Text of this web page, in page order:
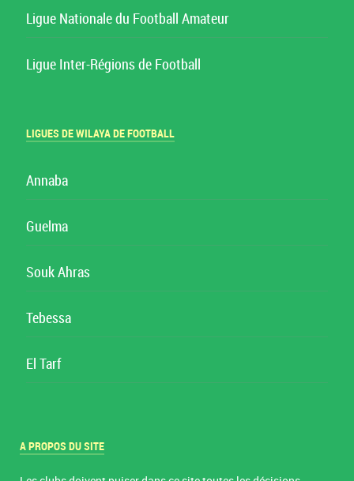
Ligue Nationale du Football Amateur
Ligue Inter-Régions de Football
LIGUES DE WILAYA DE FOOTBALL
Annaba
Guelma
Souk Ahras
Tebessa
El Tarf
A PROPOS DU SITE